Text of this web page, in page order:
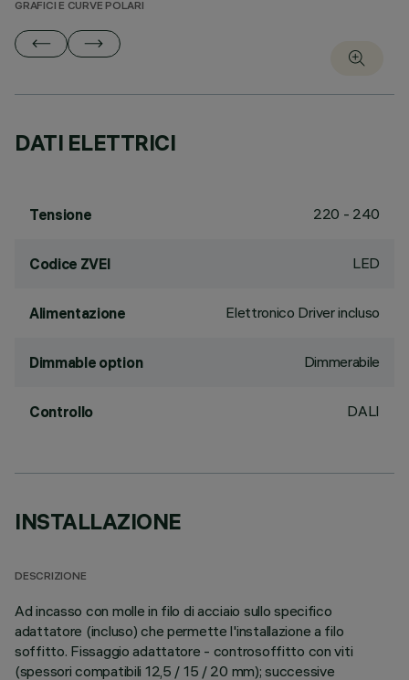
GRAFICI E CURVE POLARI
DATI ELETTRICI
Tensione 220 - 240
Codice ZVEI LED
Alimentazione Elettronico Driver incluso
Dimmable option Dimmerabile
Controllo DALI
INSTALLAZIONE
DESCRIZIONE
Ad incasso con molle in filo di acciaio sullo specifico
adattatore (incluso) che permette l'installazione a filo
soffitto. Fissaggio adattatore - controsoffitto con viti
(spessori compatibili 12,5 / 15 / 20 mm); successive